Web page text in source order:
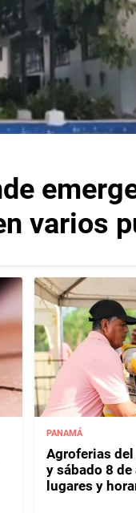
varios
PANAMÁ
Agroferias
y sábado 8
lugares y